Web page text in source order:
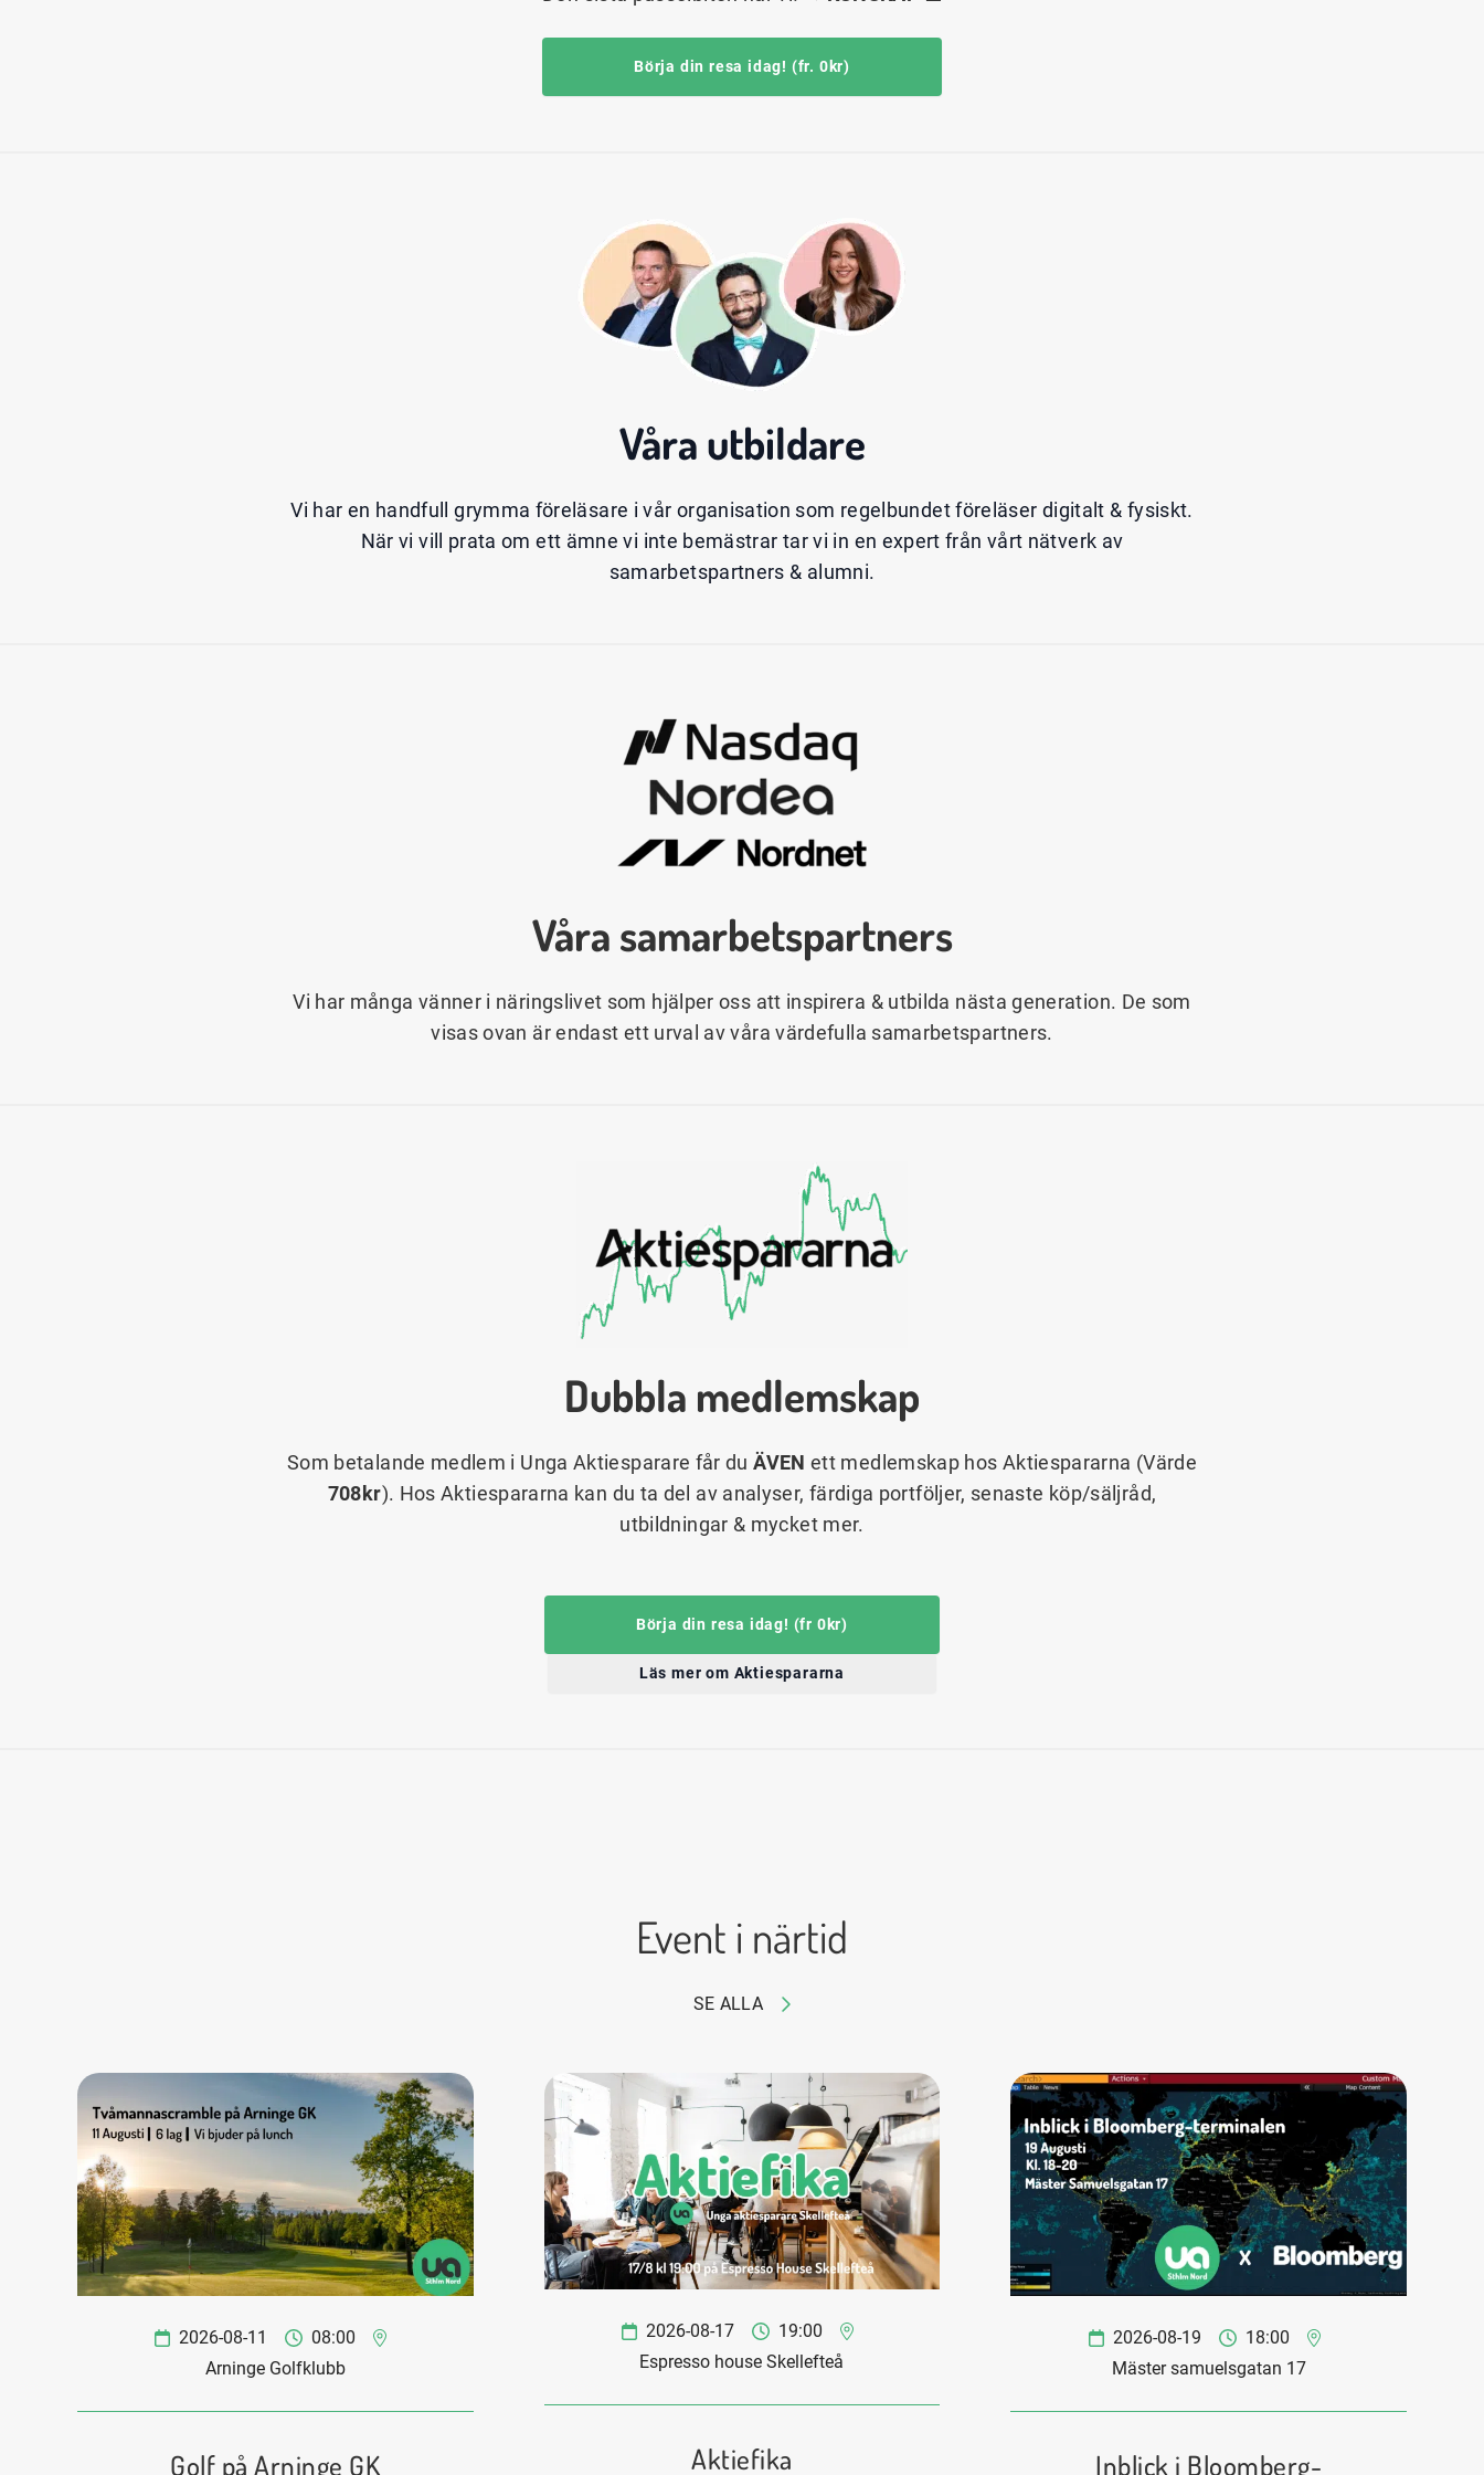
Börja din resa idag! (fr. 0kr)
Våra utbildare
Vi har en handfull grymma föreläsare i vår organisation som regelbundet föreläser digitalt & fysiskt.
När vi vill prata om ett ämne vi inte bemästrar tar vi in en expert från vårt nätverk av
samarbetspartners & alumni.
Våra samarbetspartners
Vi har många vänner i näringslivet som hjälper oss att inspirera & utbilda nästa generation. De som
visas ovan är endast ett urval av våra värdefulla samarbetspartners.
Dubbla medlemskap
Som betalande medlem i Unga Aktiesparare får duÄVEN ett medlemskap hos Aktiespararna (Värde
708kr). Hos Aktiespararna kan du ta del av analyser, färdiga portföljer, senaste köp/säljråd,
utbildningar & mycket mer.
Börja din resa idag! (fr 0kr)
Läs mer om Aktiespararna
Event i närtid
SE ALLA
2026-08-11
08:00
Arninge Golfklubb
Golf på Arninge GK
2026-08-17
19:00
Espresso house Skellefteå
Aktiefika
2026-08-19
18:00
Mäster samuelsgatan 17
Inblick i Bloomberg-